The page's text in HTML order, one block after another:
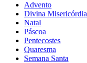
Advento
Divina Misericórdia
Natal
Páscoa
Pentecostes
Quaresma
Semana Santa